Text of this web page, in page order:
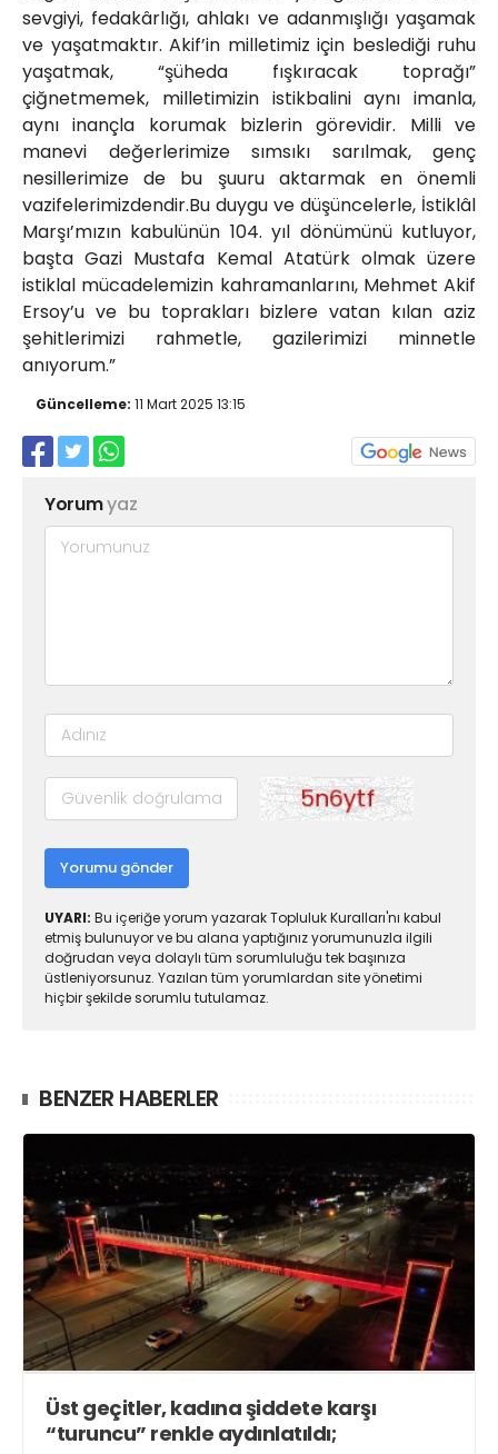
sevgiyi, fedakârlığı, ahlakı ve adanmışlığı yaşamak
ve yaşatmaktır. Akif’in milletimiz için beslediği ruhu
yaşatmak, “şüheda fışkıracak toprağı”
çiğnetmemek, milletimizin istikbalini aynı imanla,
aynı inançla korumak bizlerin görevidir. Milli ve
manevi değerlerimize sımsıkı sarılmak, genç
nesillerimize de bu şuuru aktarmak en önemli
vazifelerimizdendir.Bu duygu ve düşüncelerle, İstiklâl
Marşı’mızın kabulünün 104. yıl dönümünü kutluyor,
başta Gazi Mustafa Kemal Atatürk olmak üzere
istiklal mücadelemizin kahramanlarını, Mehmet Akif
Ersoy’u ve bu toprakları bizlere vatan kılan aziz
şehitlerimizi rahmetle, gazilerimizi minnetle
anıyorum.”
Güncelleme: 11 Mart 2025 13:15
Yorumyaz
Yorumu gönder
UYARI: Bu içeriğe yorum yazarak Topluluk Kuralları'nı kabul
etmiş bulunuyor ve bu alana yaptığınız yorumunuzla ilgili
doğrudan veya dolaylı tüm sorumluluğu tek başınıza
üstleniyorsunuz. Yazılan tüm yorumlardan site yönetimi
hiçbir şekilde sorumlu tutulamaz.
BENZER HABERLER
Üst geçitler, kadına şiddete karşı
“turuncu” renkle aydınlatıldı;